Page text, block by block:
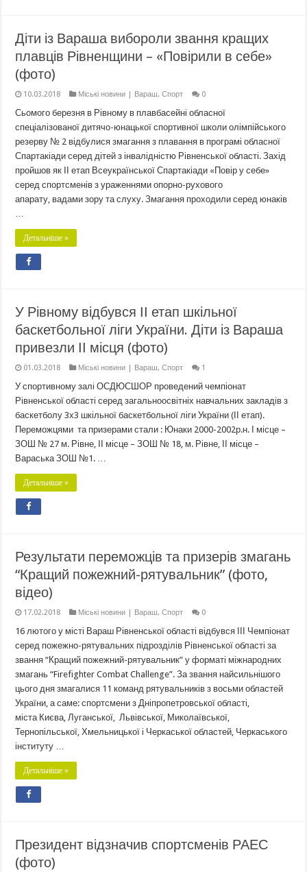
Діти із Вараша вибороли звання кращих
плавців Рівненщини – «Повірили в себе»
(фото)
10.03.2018 Міські новини | Вараш,Спорт 0
Сьомого березня в Рівному в плавбасейні обласної
спеціалізованої дитячо-юнацької спортивної школи олімпійського
резерву № 2 відбулися змагання з плавання в програмі обласної
Спартакіади серед дітей з інвалідністю Рівненської області. Захід
пройшов як ІІ етап Всеукраїнської Спартакіади «Повір у себе»
серед спортсменів з ураженнями опорно-рухового
апарату, вадами зору та слуху. Змагання проходили серед юнаків
…
Детальніше »
У Рівному відбувся ІІ етап шкільної
баскетбольної ліги України. Діти із Вараша
привезли ІІ місця (фото)
01.03.2018 Міські новини | Вараш,Спорт 1
У спортивному залі ОСДЮСШОР проведений чемпіонат
Рівненської області серед загальноосвітніх навчальних закладів з
баскетболу 3х3 шкільної баскетбольної ліги України (ІІ етап).
Переможцями та призерами стали : Юнаки 2000-2002р.н. І місце –
ЗОШ № 27 м. Рівне, ІІ місце – ЗОШ № 18, м. Рівне, ІІ місце –
Вараська ЗОШ №1. …
Детальніше »
Результати переможців та призерів змагань
“Кращий пожежний-рятувальник” (фото,
відео)
17.02.2018 Міські новини | Вараш,Спорт 0
16 лютого у місті Вараш Рівненської області відбувся ІІІ Чемпіонат
серед пожежно-рятувальних підрозділів Рівненської області за
звання “Кращий пожежний-рятувальник” у форматі міжнародних
змагань “Firefighter Combat Challenge”. За звання найсильнішого
цього дня змагалися 11 команд рятувальників з восьми областей
України, а саме: спортсмени з Дніпропетровської області,
міста Києва, Луганської, Львівської, Миколаївської,
Тернопільської, Хмельницької і Черкаської областей, Черкаського
інституту …
Детальніше »
Президент відзначив спортсменів РАЕС
(фото)